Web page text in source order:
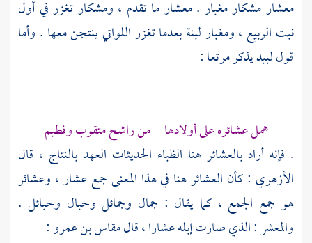
معشار مشكار مغبار . معشار ما تقدم ، ومشكار تغزر في أول
نبت الربيع ، ومغبار لبنة بعدما تغزر اللواتي ينتجن معها . وأما
قوللبيديذكر مرتعا :
همل عشائره على أولادها من راشح متقوب وفطيم
. فإنه أراد بالعشائر هنا الظباء الحديثات العهد بالنتاج ، قال
الأزهري : كأن العشائر هنا في هذا المعنى جمع عشار ، وعشائر
هو جمع الجمع ، كما يقال : جمال وجمائل وحبال وحبائل .
والمعشر : الذي صارت إبله عشارا ، قالمقاس بن عمرو: